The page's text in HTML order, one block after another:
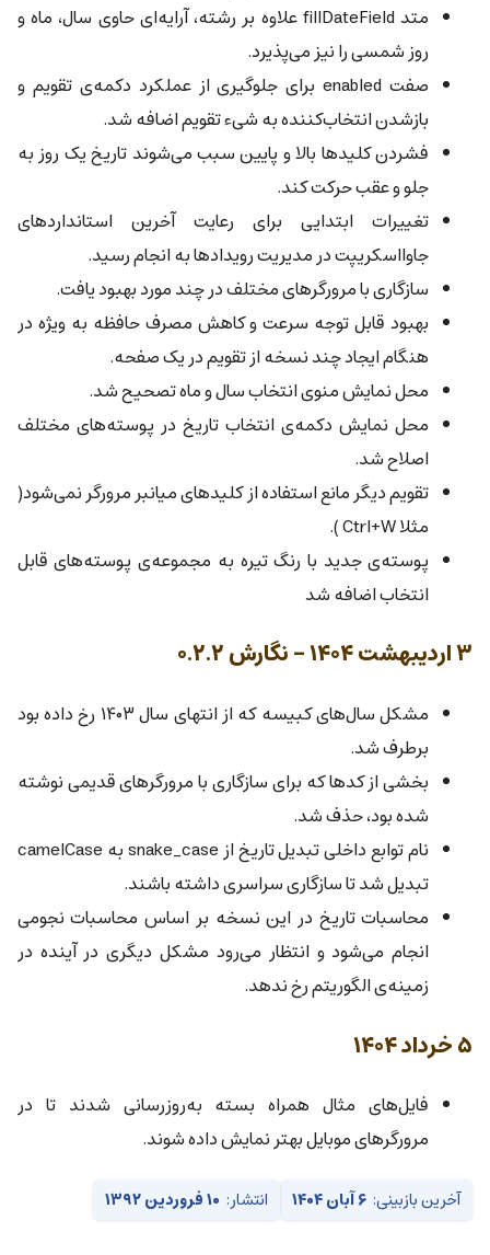
متد fillDateField علاوه بر رشته، آرایه‌ای حاوی سال، ماه و
روز شمسی را نیز می‌پذیرد.
صفت enabled برای جلوگیری از عملکرد دکمه‌ی تقویم و
بازشدن انتخاب‌کننده به شیء تقویم اضافه شد.
فشردن کلیدها بالا و پایین سبب می‌شوند تاریخ یک روز به
جلو و عقب حرکت کند.
تغییرات ابتدایی برای رعایت آخرین استانداردهای
جاوااسکریپت در مدیریت رویدادها به انجام رسید.
سازگاری با مرورگرهای مختلف در چند مورد بهبود یافت.
بهبود قابل توجه سرعت و کاهش مصرف حافظه به ویژه در
هنگام ایجاد چند نسخه از تقویم در یک صفحه.
محل نمایش منوی انتخاب سال و ماه تصحیح شد.
محل نمایش دکمه‌ی انتخاب تاریخ در پوسته‌های مختلف
اصلاح شد.
تقویم دیگر مانع استفاده از کلیدهای میانبر مرورگر نمی‌شود(
مثلا Ctrl+W ).
پوسته‌ی جدید با رنگ تیره به مجموعه‌ی پوسته‌های قابل
انتخاب اضافه شد
۳ اردیبهشت ۱۴۰۴ - نگارش ۰.۲.۲
مشکل سال‌های کبیسه که از انتهای سال ۱۴۰۳ رخ داده بود
برطرف شد.
بخشی از کدها که برای سازگاری با مرورگرهای قدیمی نوشته
شده بود، حذف شد.
نام توابع داخلی تبدیل تاریخ از snake_case به camelCase
تبدیل شد تا سازگاری سراسری داشته باشند.
محاسبات تاریخ در این نسخه بر اساس محاسبات نجومی
انجام می‌شود و انتظار می‌رود مشکل دیگری در آینده در
زمینه‌ی الگوریتم رخ ندهد.
۵ خرداد ۱۴۰۴
فایل‌های مثال همراه بسته به‌روزرسانی شدند تا در
مرورگرهای موبایل بهتر نمایش داده شوند.
آخرین بازبینی: ۶ آبان ۱۴۰۴ انتشار: ۱۰ فروردین ۱۳۹۲